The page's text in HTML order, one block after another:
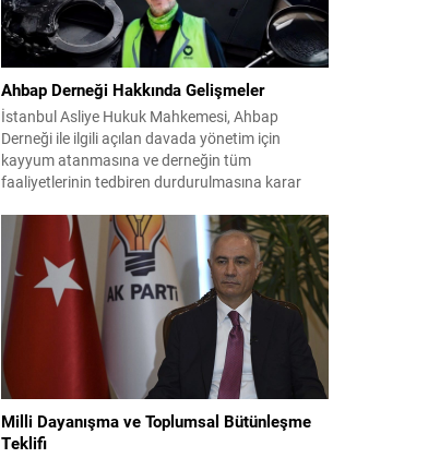
Ahbap Derneği Hakkında Gelişmeler
İstanbul Asliye Hukuk Mahkemesi, Ahbap
Derneği ile ilgili açılan davada yönetim için
kayyum atanmasına ve derneğin tüm
faaliyetlerinin tedbiren durdurulmasına karar
kararı verilmiş olup son adım doğrudan yönetime
ilişkin bir tedbir niteliği taşıyor. İstanbul Emniyet
Müdürlüğü Mali Suçlarla Mücadele Şube
Müdürlüğü ve İstanbul...
Milli Dayanışma ve Toplumsal Bütünleşme
Teklifi